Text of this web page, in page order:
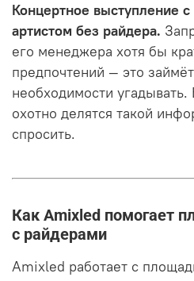
Концертное выступление
артистом без райдера.
его менеджера хотя бы
предпочтений — это
необходимости
охотно делятся такой
спросить.
Как Amixled помогает
с райдерами
Amixled работает с